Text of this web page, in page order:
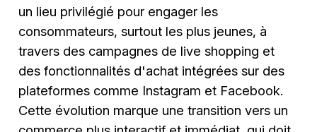
un lieu privilégié pour engager les
consommateurs, surtout les plus jeunes, à
travers des campagnes de live shopping et
des fonctionnalités d'achat intégrées sur des
plateformes comme Instagram et Facebook.
Cette évolution marque une transition vers un